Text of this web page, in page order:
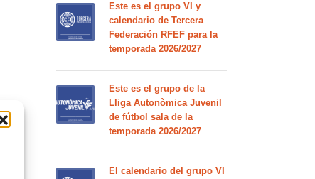
Este es el grupo VI y
calendario de Tercera
Federación RFEF para la
temporada 2026/2027
Este es el grupo de la
Lliga Autonòmica Juvenil
de fútbol sala de la
temporada 2026/2027
El calendario del grupo VI